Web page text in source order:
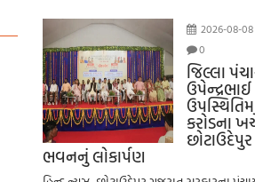
2026-08-08
0
જિલ્લા
ઉપેન્દ્રભાઈ
કરોડના
ભવનનું લોકાર્પણ